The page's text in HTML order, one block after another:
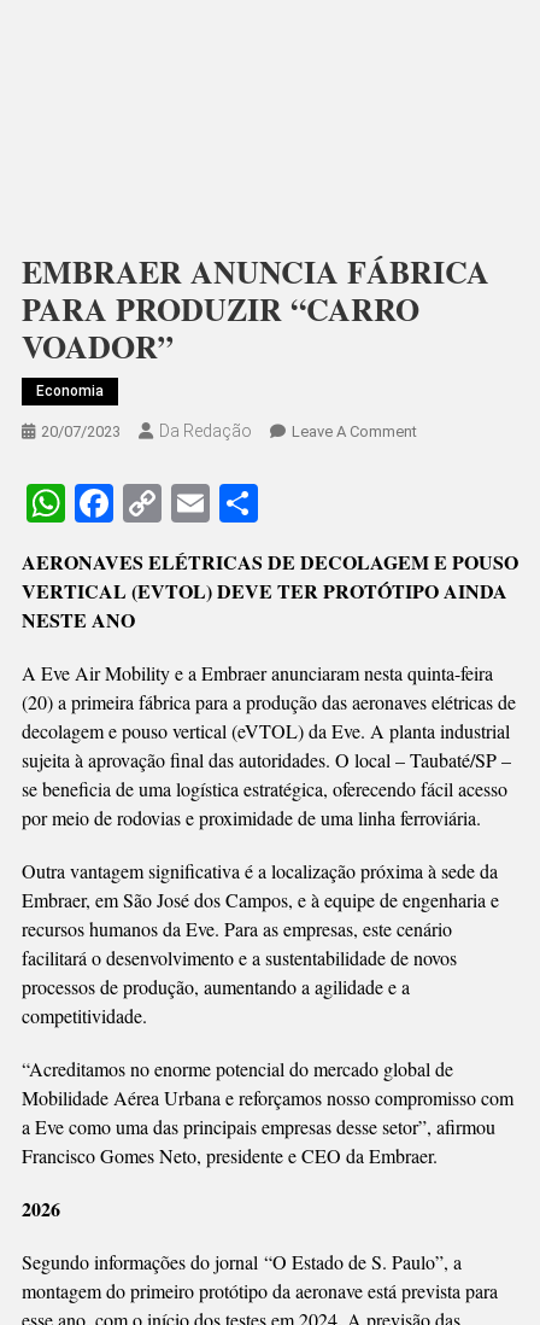
EMBRAER ANUNCIA FÁBRICA
PARA PRODUZIR “CARRO
VOADOR”
Economia
20/07/2023 Da Redação Leave A CommentOn
PRODUZIR
“CARRO
WhatsApp
Facebook
Copy
Link
Email
AERONAVES ELÉTRICAS DE DECOLAGEM E POUSO
VERTICAL (EVTOL) DEVE TER PROTÓTIPO AINDA
NESTE ANO
A Eve Air Mobility e a Embraer anunciaram nesta quinta-feira
(20) a primeira fábrica para a produção das aeronaves elétricas de
decolagem e pouso vertical (eVTOL) da Eve. A planta industrial
sujeita à aprovação final das autoridades. O local – Taubaté/SP –
se beneficia de uma logística estratégica, oferecendo fácil acesso
por meio de rodovias e proximidade de uma linha ferroviária.
Outra vantagem significativa é a localização próxima à sede da
Embraer, em São José dos Campos, e à equipe de engenharia e
recursos humanos da Eve. Para as empresas, este cenário
facilitará o desenvolvimento e a sustentabilidade de novos
processos de produção, aumentando a agilidade e a
competitividade.
“Acreditamos no enorme potencial do mercado global de
Mobilidade Aérea Urbana e reforçamos nosso compromisso com
a Eve como uma das principais empresas desse setor”, afirmou
Francisco Gomes Neto, presidente e CEO da Embraer.
2026
Segundo informações do jornal “O Estado de S. Paulo”, a
montagem do primeiro protótipo da aeronave está prevista para